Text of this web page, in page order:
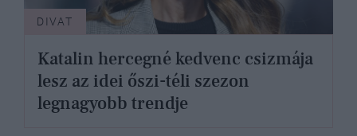
DIVAT
Katalin hercegné kedvenc csizmája
lesz az idei őszi-téli szezon
legnagyobb trendje